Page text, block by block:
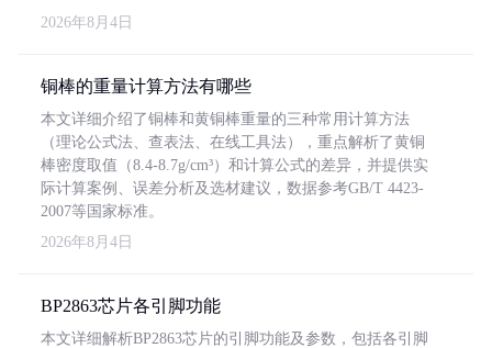
2026年8月4日
铜棒的重量计算方法有哪些
本文详细介绍了铜棒和黄铜棒重量的三种常用计算方法
（理论公式法、查表法、在线工具法），重点解析了黄铜
棒密度取值（8.4-8.7g/cm³）和计算公式的差异，并提供实
际计算案例、误差分析及选材建议，数据参考GB/T 4423-
2007等国家标准。
2026年8月4日
BP2863芯片各引脚功能
本文详细解析BP2863芯片的引脚功能及参数，包括各引脚